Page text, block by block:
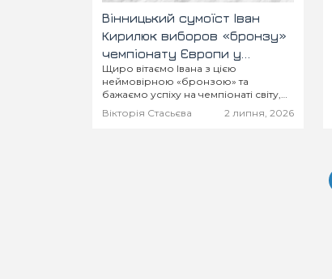
Вінницький сумоїст Іван
Кирилюк виборов «бронзу»
чемпіонату Європи у
Шотландії
Щиро вітаємо Івана з цією
неймовірною «бронзою» та
бажаємо успіху на чемпіонаті світу,
де, ми віримо, він підкорить вершину
і здобуде заслужене золото!
Вікторія Стасьєва 2 липня, 2026